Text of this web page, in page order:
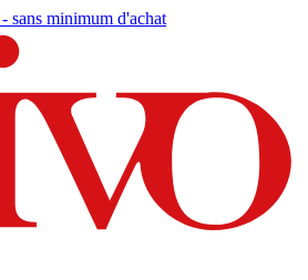
sans minimum d'achat